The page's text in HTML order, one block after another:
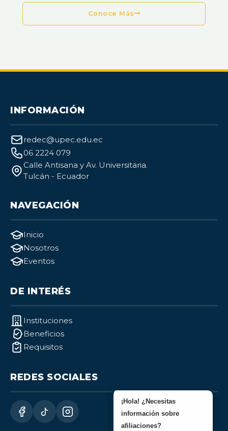
Conoce Más
INFORMACIÓN
redec@upec.edu.ec
06 2224 079
Calle Antisana y Av. Universitaria.
Tulcán - Ecuador
NAVEGACIÓN
Inicio
Nosotros
Eventos
DE INTERÉS
Instituciones
Beneficios
Requisitos
REDES SOCIALES
¡Hola! ¿Necesitas
información sobre
afiliaciones?